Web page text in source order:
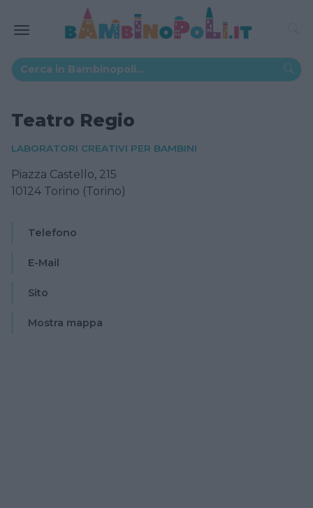
Teatro Regio
LABORATORI CREATIVI PER BAMBINI
Piazza Castello, 215
10124 Torino (Torino)
Telefono
E-Mail
Sito
Mostra mappa